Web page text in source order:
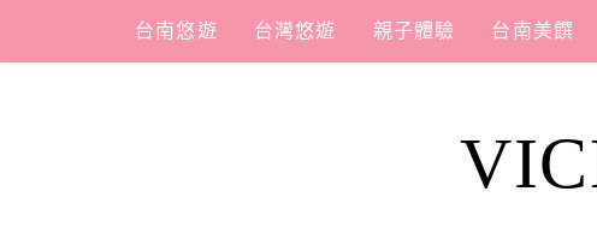
content
台南悠遊 台灣悠遊 親子體驗 台南美饌